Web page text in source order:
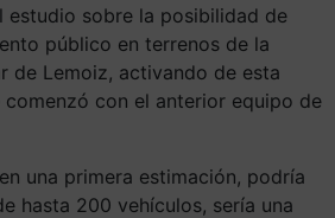
estudio sobre la posibilidad de
público en terrenos de la
de Lemoiz, activando de esta
con el anterior equipo de
una primera estimación, podría
hasta 200 vehículos, sería una